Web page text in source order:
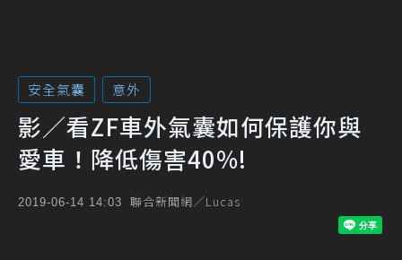
安全氣囊 意外
影／看ZF車外氣囊如何保護你與
愛車！降低傷害40%!
2019-06-14 14:03 聯合新聞網／Lucas